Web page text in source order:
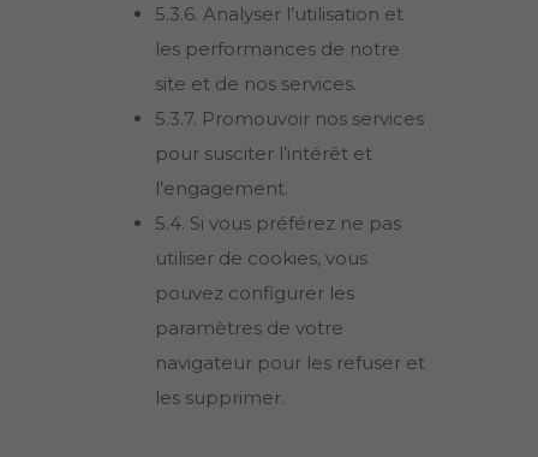
5.3.6. Analyser l’utilisation et
les performances de notre
site et de nos services.
5.3.7. Promouvoir nos services
pour susciter l’intérêt et
l’engagement.
5.4. Si vous préférez ne pas
utiliser de cookies, vous
pouvez configurer les
paramètres de votre
navigateur pour les refuser et
les supprimer.